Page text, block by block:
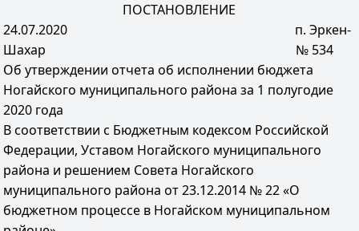
ПОСТАНОВЛЕНИЕ
24.07.2020 п. Эркен-
Шахар № 534
Об утверждении отчета об исполнении бюджета
Ногайского муниципального района за 1 полугодие
2020 года
В соответствии с Бюджетным кодексом Российской
Федерации, Уставом Ногайского муниципального
района и решением Совета Ногайского
муниципального района от 23.12.2014 № 22 «О
бюджетном процессе в Ногайском муниципальном